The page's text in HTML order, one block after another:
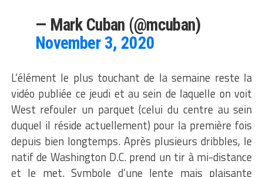
— Mark Cuban (@mcuban)
November 3, 2020
L’élément le plus touchant de la semaine reste la
vidéo publiée ce jeudi et au sein de laquelle on voit
West refouler un parquet (celui du centre au sein
duquel il réside actuellement) pour la première fois
depuis bien longtemps. Après plusieurs dribbles, le
natif de Washington D.C. prend un tir à mi-distance
et le met. Symbole d’une lente mais plaisante